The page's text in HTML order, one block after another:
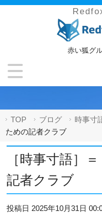
赤い狐グ
TOP ブログ 時事寸
ための記者クラブ
［時事寸語］
記者クラブ
投稿日 2025年10月31日